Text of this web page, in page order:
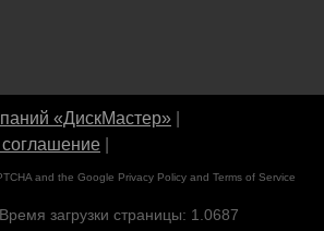
«ДискМастер»
соглашение
and the Google Privacy Policy and Terms of Service
загрузки страницы: 1.0687